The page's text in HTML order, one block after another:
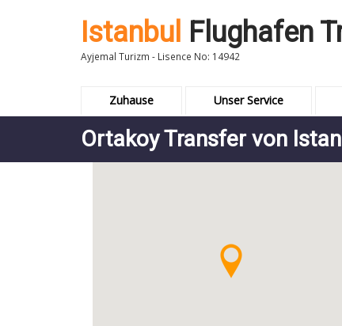
Istanbul Flughafen
Ayjemal Turizm - Lisence No: 14942
Zuhause Unser Service
Ortakoy Transfer von